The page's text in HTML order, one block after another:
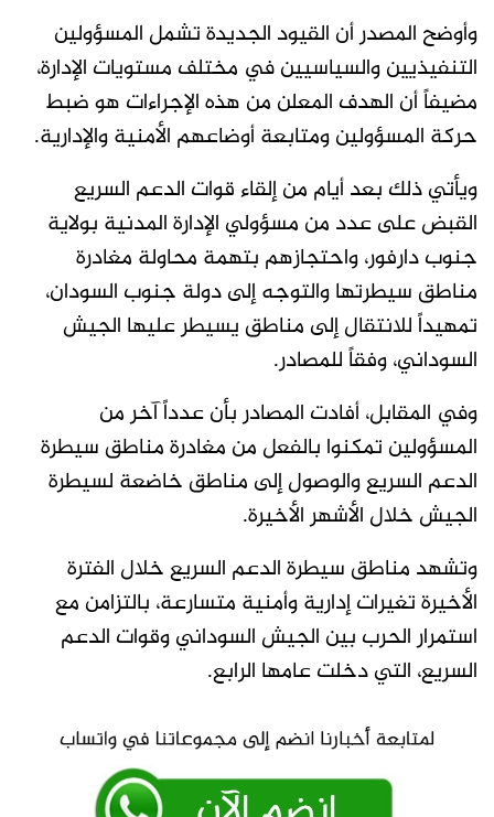
وأوضح المصدر أن القيود الجديدة تشمل المسؤولين
التنفيذيين والسياسيين في مختلف مستويات الإدارة،
مضيفاً أن الهدف المعلن من هذه الإجراءات هو ضبط
حركة المسؤولين ومتابعة أوضاعهم الأمنية والإدارية.
ويأتي ذلك بعد أيام من إلقاء قوات الدعم السريع
القبض على عدد من مسؤولي الإدارة المدنية بولاية
جنوب دارفور، واحتجازهم بتهمة محاولة مغادرة
مناطق سيطرتها والتوجه إلى دولة جنوب السودان،
تمهيداً للانتقال إلى مناطق يسيطر عليها الجيش
السوداني، وفقاً للمصادر.
وفي المقابل، أفادت المصادر بأن عدداً آخر من
المسؤولين تمكنوا بالفعل من مغادرة مناطق سيطرة
الدعم السريع والوصول إلى مناطق خاضعة لسيطرة
الجيش خلال الأشهر الأخيرة.
وتشهد مناطق سيطرة الدعم السريع خلال الفترة
الأخيرة تغيرات إدارية وأمنية متسارعة، بالتزامن مع
استمرار الحرب بين الجيش السوداني وقوات الدعم
السريع، التي دخلت عامها الرابع.